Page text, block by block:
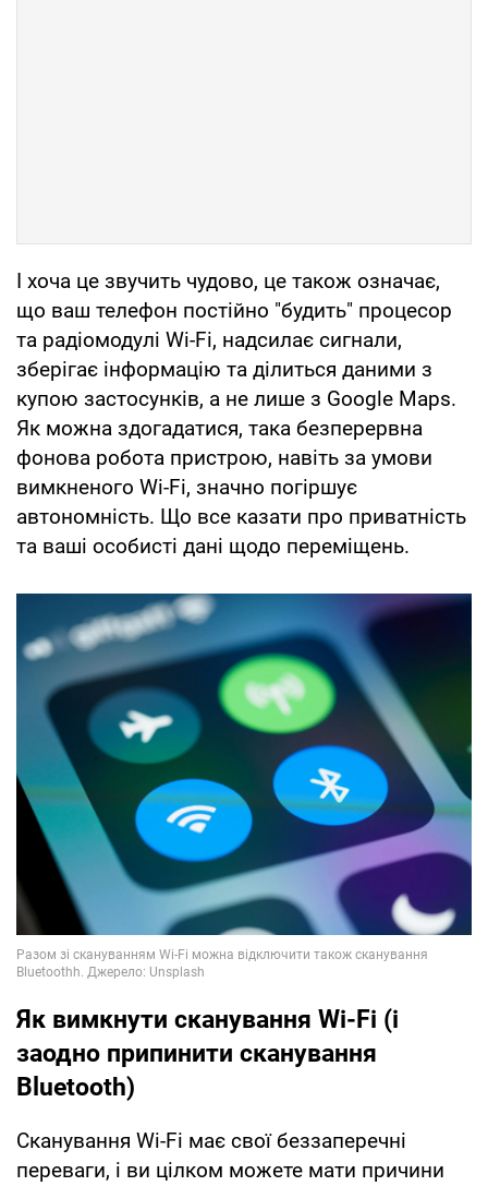
І хоча це звучить чудово, це також означає,
що ваш телефон постійно "будить" процесор
та радіомодулі Wi-Fi, надсилає сигнали,
зберігає інформацію та ділиться даними з
купою застосунків, а не лише з Google Maps.
Як можна здогадатися, така безперервна
фонова робота пристрою, навіть за умови
вимкненого Wi-Fi, значно погіршує
автономність. Що все казати про приватність
та ваші особисті дані щодо переміщень.
Як вимкнути сканування Wi-Fi (і
заодно припинити сканування
Bluetooth)
Сканування Wi-Fi має свої беззаперечні
переваги, і ви цілком можете мати причини